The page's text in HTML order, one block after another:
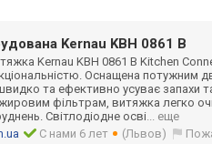
Kernau KBH 0861 B
Kernau KBH 0861 B Kitchen
ю. Оснащена потужним
та ефективно усуває запахи
фільтрам, витяжка легко
Світлодіодне осві... еще
С нами 6 лет (Львов)